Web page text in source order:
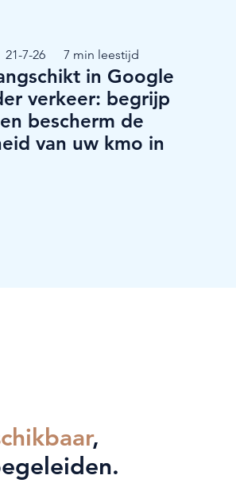
21-7-26 7 min leestijd
in Google
verkeer: begrijp
bescherm de
van uw kmo in
,